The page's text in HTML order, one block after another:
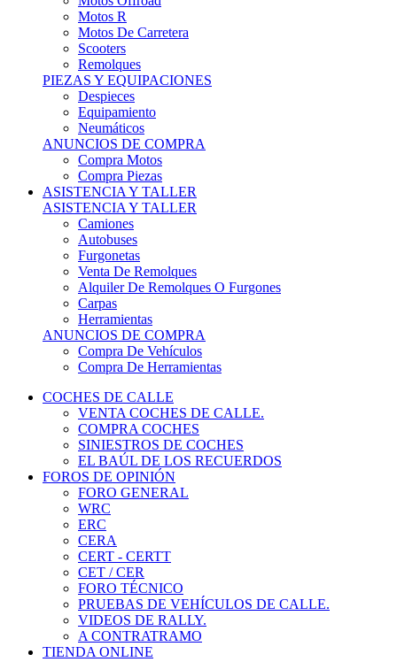
Motos R
Motos De Carretera
Scooters
Remolques
PIEZAS Y EQUIPACIONES
Despieces
Equipamiento
Neumáticos
ANUNCIOS DE COMPRA
Compra Motos
Compra Piezas
ASISTENCIA Y TALLER
ASISTENCIA Y TALLER
Camiones
Autobuses
Furgonetas
Venta De Remolques
Alquiler De Remolques O Furgones
Carpas
Herramientas
ANUNCIOS DE COMPRA
Compra De Vehículos
Compra De Herramientas
COCHES DE CALLE
VENTA COCHES DE CALLE.
COMPRA COCHES
SINIESTROS DE COCHES
EL BAÚL DE LOS RECUERDOS
FOROS DE OPINIÓN
FORO GENERAL
WRC
ERC
CERA
CERT - CERTT
CET / CER
FORO TÉCNICO
PRUEBAS DE VEHÍCULOS DE CALLE.
VIDEOS DE RALLY.
A CONTRATRAMO
TIENDA ONLINE